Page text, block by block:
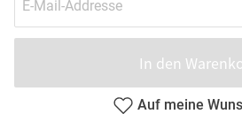
In den
Auf meine